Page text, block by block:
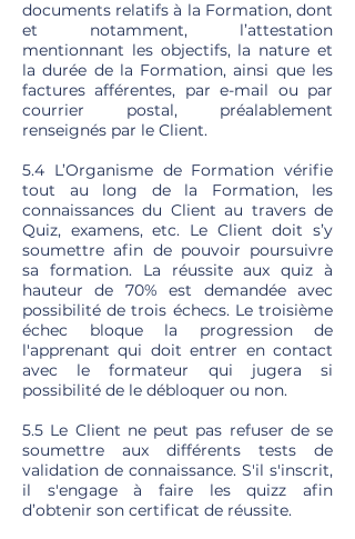
documents relatifs à la Formation, dont
et notamment, l’attestation
mentionnant les objectifs, la nature et
la durée de la Formation, ainsi que les
factures afférentes, par e-mail ou par
courrier postal, préalablement
renseignés par le Client.
5.4 L’Organisme de Formation vérifie
tout au long de la Formation, les
connaissances du Client au travers de
Quiz, examens, etc. Le Client doit s’y
soumettre afin de pouvoir poursuivre
sa formation. La réussite aux quiz à
hauteur de 70% est demandée avec
possibilité de trois échecs. Le troisième
échec bloque la progression de
l'apprenant qui doit entrer en contact
avec le formateur qui jugera si
possibilité de le débloquer ou non.
5.5 Le Client ne peut pas refuser de se
soumettre aux différents tests de
validation de connaissance. S'il s'inscrit,
il s'engage à faire les quizz afin
d’obtenir son certificat de réussite.